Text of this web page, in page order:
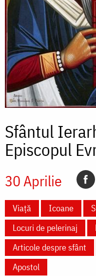
Sfântul
Episcopul
30 Aprilie
Viață Icoane
Locuri de pelerinaj
Articole despre sfânt
Apostol